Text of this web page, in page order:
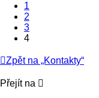
1
2
3
4
Zpět na „Kontakty“
Přejít na